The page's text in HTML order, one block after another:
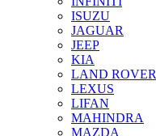
ISUZU
JAGUAR
JEEP
KIA
LAND ROVER
LEXUS
LIFAN
MAHINDRA
MAZDA